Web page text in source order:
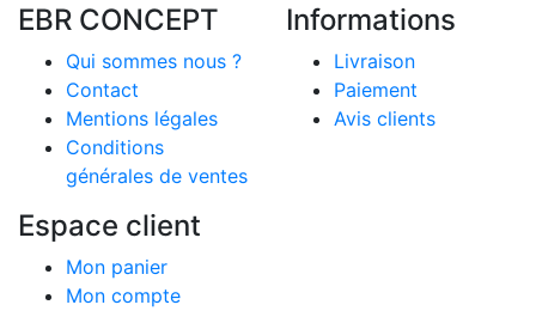
EBR CONCEPT
Qui sommes nous ?
Contact
Mentions légales
Conditions
générales de ventes
Informations
Livraison
Paiement
Avis clients
Espace client
Mon panier
Mon compte